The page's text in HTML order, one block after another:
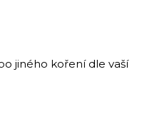
jiného koření dle vaší